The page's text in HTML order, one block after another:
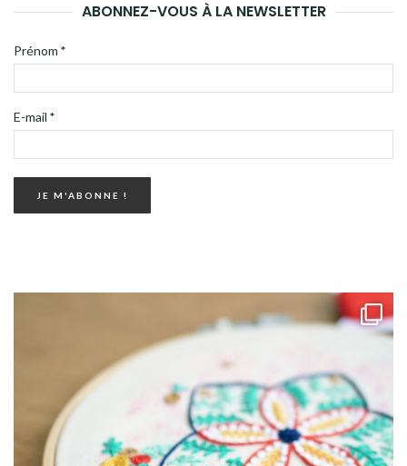
ABONNEZ-VOUS À LA NEWSLETTER
Prénom *
E-mail *